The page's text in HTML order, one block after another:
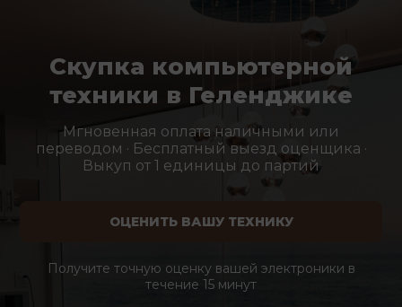
Скупка компьютерной
техники в Геленджике
Мгновенная оплата наличными или
переводом · Бесплатный выезд оценщика ·
Выкуп от 1 единицы до партий
ОЦЕНИТЬ ВАШУ ТЕХНИКУ
Получите точную оценку вашей электроники в
течение 15 минут